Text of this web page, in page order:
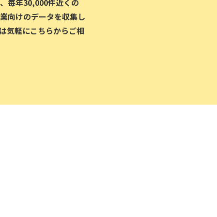
向けのデータを収集し
気軽にこちらからご相